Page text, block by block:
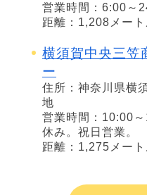
営業時間：6:00～
距離：1,208メート
横須賀中央三笠
ー
住所：神奈川県横
地
営業時間：10:00
休み。祝日営業。
距離：1,275メート